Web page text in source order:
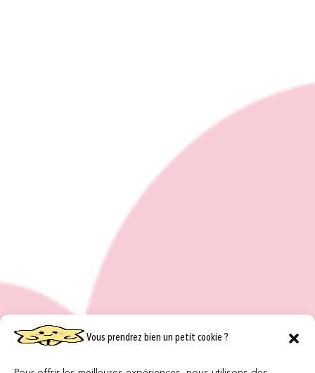
Vous prendrez bien un petit cookie ?